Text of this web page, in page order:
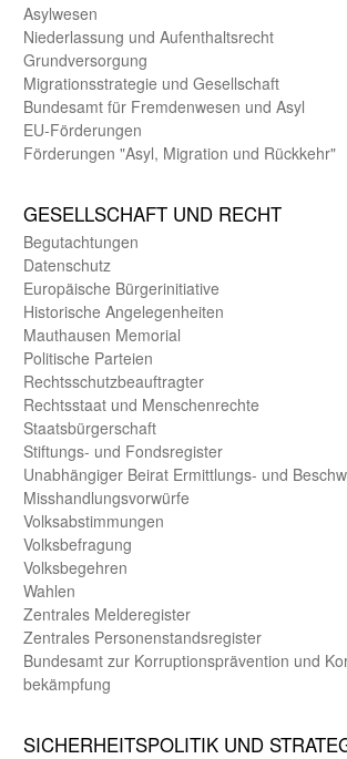
Asyl­wesen
Nieder­lassung und Aufent­halts­recht
Grund­versorgung
Migrations­strategie und Gesell­schaft
Bundes­amt für Fremden­wesen und Asyl
EU-Förde­rungen
Förderungen "Asyl, Migration und Rückkehr"
GE­SELL­SCHAFT UND RECHT
Begut­achtungen
Daten­schutz
Europäische Bürger­initiative
Historische Angelegen­heiten
Mauthausen Memorial
Politische Parteien
Rechts­schutz­beauftragter
Rechts­staat und Menschen­rechte
Staats­bürger­schaft
Stiftungs- und Fonds­register
Unab­hängiger Beirat Ermittlungs- und
Misshandlungs­vorwürfe
Volks­abstimmungen
Volks­befragung
Volks­begehren
Wahlen
Zentrales Melde­register
Zentrales Personen­stands­register
Bundes­amt zur Korrup­tions­prävention und
bekämpfung
SICHER­HEITS­POLITIK UND